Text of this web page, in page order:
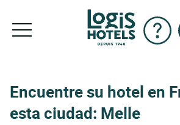
Encuentre su hotel en
esta ciudad: Melle